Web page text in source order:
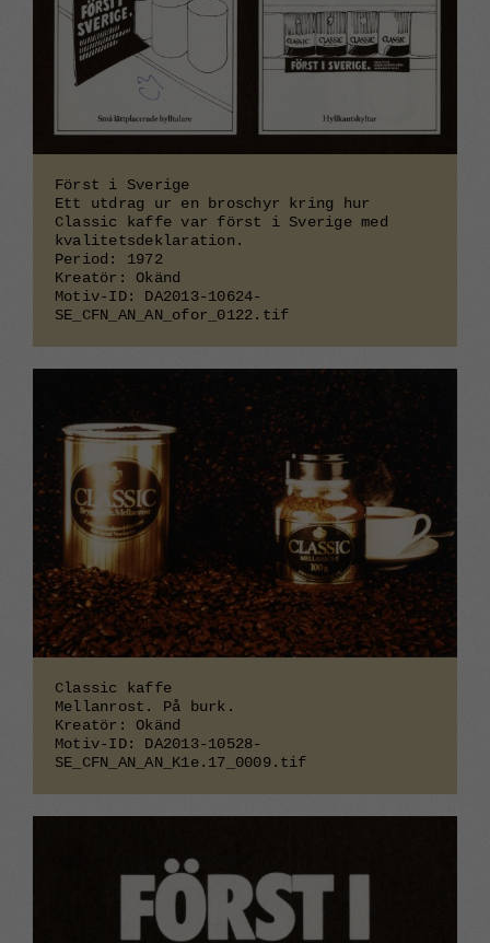
Först i Sverige
Ett utdrag ur en broschyr kring hur
Classic kaffe var först i Sverige med
kvalitetsdeklaration.
Period: 1972
Kreatör: Okänd
Motiv-ID: DA2013-10624-
SE_CFN_AN_AN_ofor_0122.tif
Classic kaffe
Mellanrost. På burk.
Kreatör: Okänd
Motiv-ID: DA2013-10528-
SE_CFN_AN_AN_K1e.17_0009.tif
Dessa
cookies går
inte att välja